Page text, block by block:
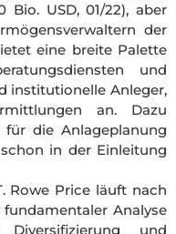
Bio. USD, 01/22), aber
der
eine breite Palette
und
institutionelle Anleger,
an. Dazu
die Anlageplanung
in der Einleitung
Rowe Price läuft nach
Analyse
und